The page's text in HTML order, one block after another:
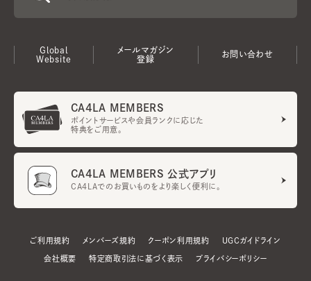
Global
Website
メールマガジン
登録
お問い合わせ
CA4LA MEMBERS
ポイントサービスや会員ランクに応じた
特典をご用意。
CA4LA MEMBERS 公式アプリ
CA4LAでのお買いものをより楽しく便利に。
ご利用規約 メンバーズ規約 クーポン利用規約 UGCガイドライン
会社概要 特定商取引法に基づく表示 プライバシーポリシー